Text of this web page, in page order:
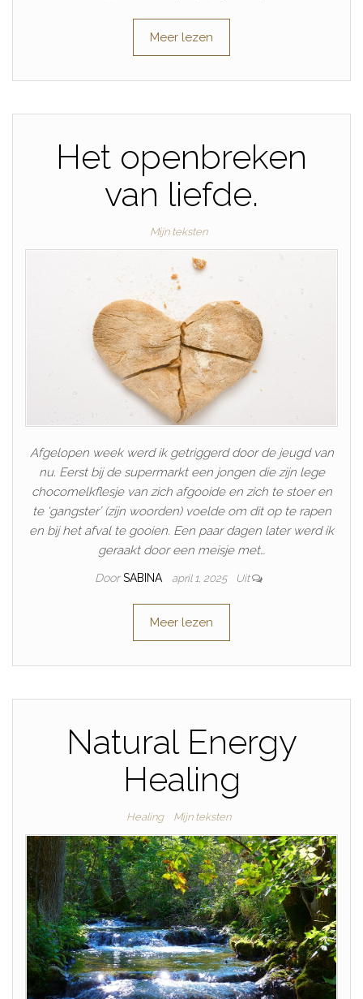
Meer lezen
Het openbreken
van liefde.
Mijn teksten
Afgelopen week werd ik getriggerd door de jeugd van
nu. Eerst bij de supermarkt een jongen die zijn lege
chocomelkflesje van zich afgooide en zich te stoer en
te ‘gangster’ (zijn woorden) voelde om dit op te rapen
en bij het afval te gooien. Een paar dagen later werd ik
geraakt door een meisje met…
Door SABINA april 1, 2025 Uit
Meer lezen
Natural Energy
Healing
Healing Mijn teksten